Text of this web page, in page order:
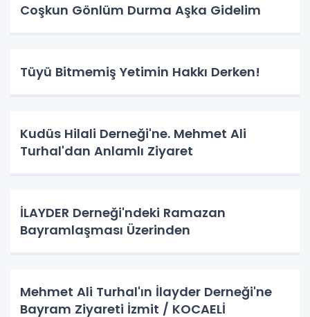
Coşkun Gönlüm Durma Aşka Gidelim
Tüyü Bitmemiş Yetimin Hakkı Derken!
Kudüs Hilali Derneği'ne. Mehmet Ali
Turhal'dan Anlamlı Ziyaret
İLAYDER Derneği'ndeki Ramazan
Bayramlaşması Üzerinden
Mehmet Ali Turhal'ın İlayder Derneği'ne
Bayram Ziyareti İzmit / KOCAELİ